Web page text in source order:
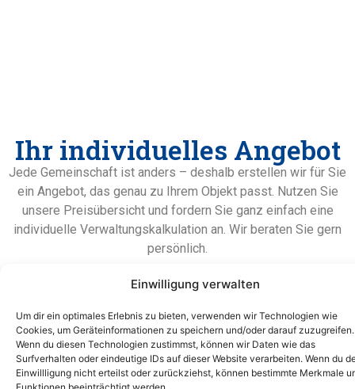
Einwilligung verwalten
Um dir ein optimales Erlebnis zu bieten, verwenden wir Technologien wie
Cookies, um Geräteinformationen zu speichern und/oder darauf zuzugreifen.
Wenn du diesen Technologien zustimmst, können wir Daten wie das
Surfverhalten oder eindeutige IDs auf dieser Website verarbeiten. Wenn du
Einwillligung nicht erteilst oder zurückziehst, können bestimmte Merkmale
Ihr individuelles Angebot
Jede Gemeinschaft ist anders – deshalb erstellen wir für Sie
ein Angebot, das genau zu Ihrem Objekt passt. Nutzen Sie
unsere Preisübersicht und fordern Sie ganz einfach eine
individuelle Verwaltungskalkulation an. Wir beraten Sie gern
persönlich.
Jetzt Preis anfragen